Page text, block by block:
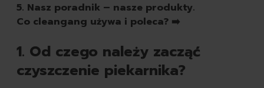
skórzane
zamszowe
zapachy
odświeżacze powietrza
5. Nasz poradnik – nasze produkty.
Co cleangang używa i poleca? ➡️
1. Od czego należy zacząć
czyszczenie piekarnika?